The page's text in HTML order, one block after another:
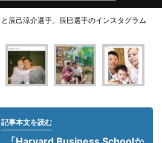
辰己涼介選手。辰巳選手のインスタグラム
記事本文を読む